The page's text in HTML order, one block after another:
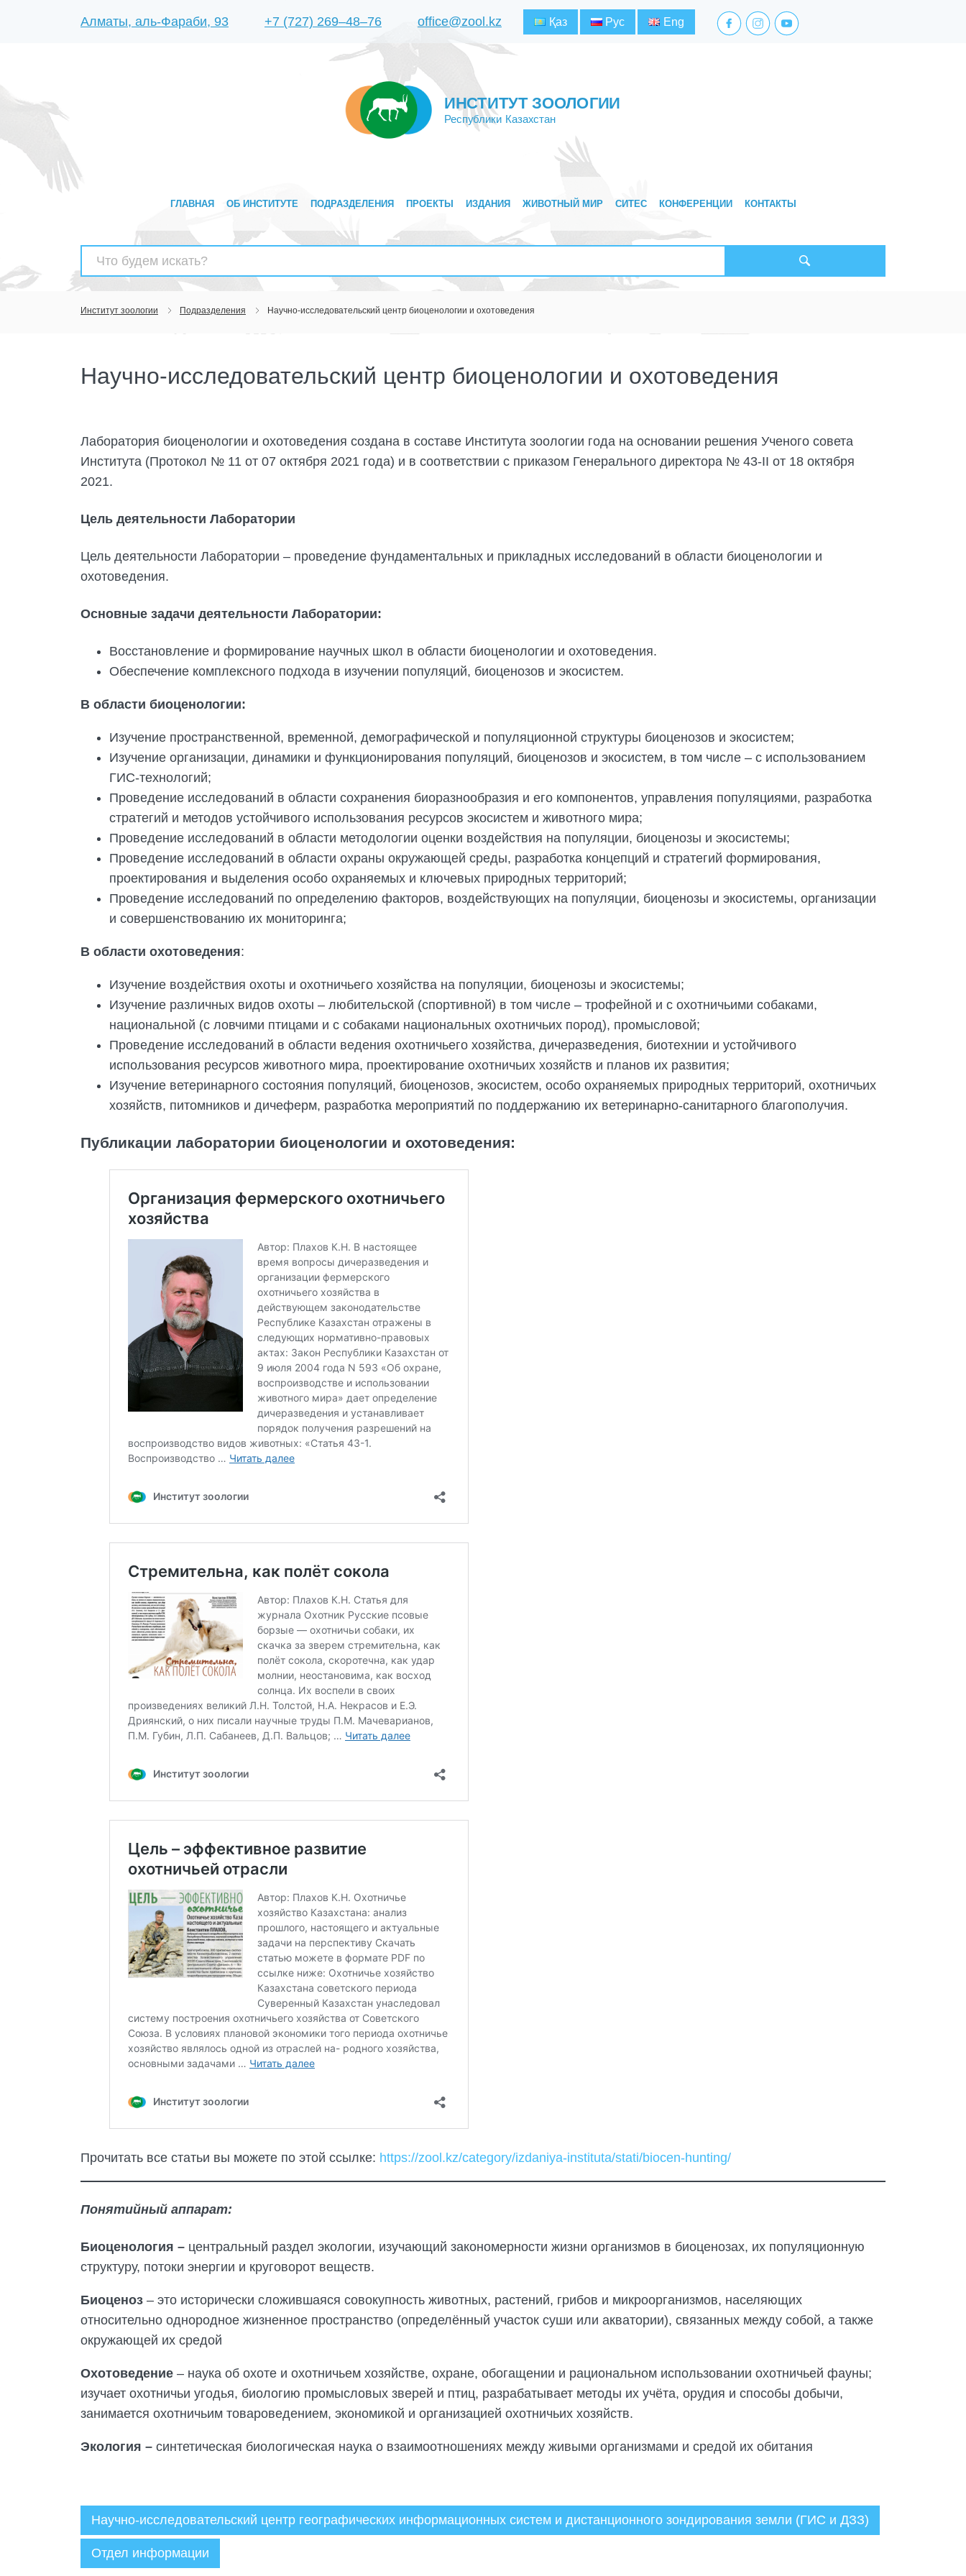
Алматы, аль-Фараби, 93 +7 (727) 269‒48‒76 office@zool.kz Қаз Рус Eng facebook.com
instagram.com
youtube.com
ИНСТИТУТ ЗООЛОГИИ
Республики Казахстан
ГЛАВНАЯ ОБ ИНСТИТУТЕ ПОДРАЗДЕЛЕНИЯ ПРОЕКТЫ ИЗДАНИЯ ЖИВОТНЫЙ МИР СИТЕС КОНФЕРЕНЦИИ КОНТАКТЫ
Найти:
Институт зоологии Подразделения Научно-исследовательский центр биоценологии и охотоведения
Научно-исследовательский центр биоценологии и охотоведения
Лаборатория биоценологии и охотоведения создана в составе Института зоологии года на основании решения Ученого совета
Института (Протокол № 11 от 07 октября 2021 года) и в соответствии с приказом Генерального директора № 43-II от 18 октября
2021.
Цель деятельности Лаборатории
Цель деятельности Лаборатории – проведение фундаментальных и прикладных исследований в области биоценологии и
охотоведения.
Основные задачи деятельности Лаборатории:
Восстановление и формирование научных школ в области биоценологии и охотоведения.
Обеспечение комплексного подхода в изучении популяций, биоценозов и экосистем.
В области биоценологии:
Изучение пространственной, временной, демографической и популяционной структуры биоценозов и экосистем;
Изучение организации, динамики и функционирования популяций, биоценозов и экосистем, в том числе – с использованием
ГИС-технологий;
Проведение исследований в области сохранения биоразнообразия и его компонентов, управления популяциями, разработка
стратегий и методов устойчивого использования ресурсов экосистем и животного мира;
Проведение исследований в области методологии оценки воздействия на популяции, биоценозы и экосистемы;
Проведение исследований в области охраны окружающей среды, разработка концепций и стратегий формирования,
проектирования и выделения особо охраняемых и ключевых природных территорий;
Проведение исследований по определению факторов, воздействующих на популяции, биоценозы и экосистемы, организации
и совершенствованию их мониторинга;
В области охотоведения:
Изучение воздействия охоты и охотничьего хозяйства на популяции, биоценозы и экосистемы;
Изучение различных видов охоты – любительской (спортивной) в том числе – трофейной и с охотничьими собаками,
национальной (с ловчими птицами и с собаками национальных охотничьих пород), промысловой;
Проведение исследований в области ведения охотничьего хозяйства, дичеразведения, биотехнии и устойчивого
использования ресурсов животного мира, проектирование охотничьих хозяйств и планов их развития;
Изучение ветеринарного состояния популяций, биоценозов, экосистем, особо охраняемых природных территорий, охотничьих
хозяйств, питомников и дичеферм, разработка мероприятий по поддержанию их ветеринарно-санитарного благополучия.
Публикации лаборатории биоценологии и охотоведения:
Прочитать все статьи вы можете по этой ссылке: https://zool.kz/category/izdaniya-instituta/stati/biocen-hunting/
Понятийный аппарат:
Биоценология – центральный раздел экологии, изучающий закономерности жизни организмов в биоценозах, их популяционную
структуру, потоки энергии и круговорот веществ.
Биоценоз – это исторически сложившаяся совокупность животных, растений, грибов и микроорганизмов, населяющих
относительно однородное жизненное пространство (определённый участок суши или акватории), связанных между собой, а также
окружающей их средой
Охотоведение– наука об охоте и охотничьем хозяйстве, охране, обогащении и рациональном использовании охотничьей фауны;
изучает охотничьи угодья, биологию промысловых зверей и птиц, разрабатывает методы их учёта, орудия и способы добычи,
занимается охотничьим товароведением, экономикой и организацией охотничьих хозяйств.
Экология –синтетическая биологическая наука о взаимоотношениях между живыми организмами и средой их обитания
Администратор
Научно-исследовательский центр географических информационных систем и дистанционного зондирования земли (ГИС и ДЗЗ)
Отдел информации